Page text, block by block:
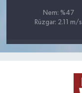
Nem: %47
Rüzgar: 2.11 m/s